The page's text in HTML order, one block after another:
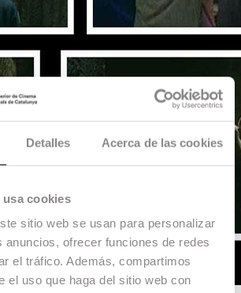
Detalles Acerca de las cookies
usa cookies
sitio web se usan para personalizar
anuncios, ofrecer funciones de redes
el tráfico. Además, compartimos
el uso que haga del sitio web con